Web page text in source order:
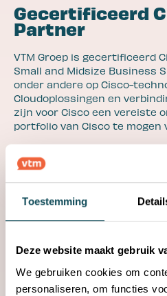
Toestemming
Deze website maakt gebruik
We gebruiken cookies om
personaliseren, om functies
Wij willen altijd beter.
Applaus is mooi, maar
gaan onze harten sneller
dat we weer kunnen
het voor. Ook weten wat
Lees meer
Klantpraat
Wij praten je graag bij
kennissesies en
Gecertificeerd
Partner
VTM Groep is gecertificeerd
Small and Midsize Business
onder andere op Cisco-
Cloudoplossingen en
zijn voor Cisco een vereiste
portfolio van Cisco te mogen
Met deze Cisco certificering
juiste specialistische kennis
voldoen aan de strenge
belangrijk in onze
Het is de bevestiging van de
directeur bij de VTM Groep.
De juiste kennis van
Bijvoorbeeld op het gebied